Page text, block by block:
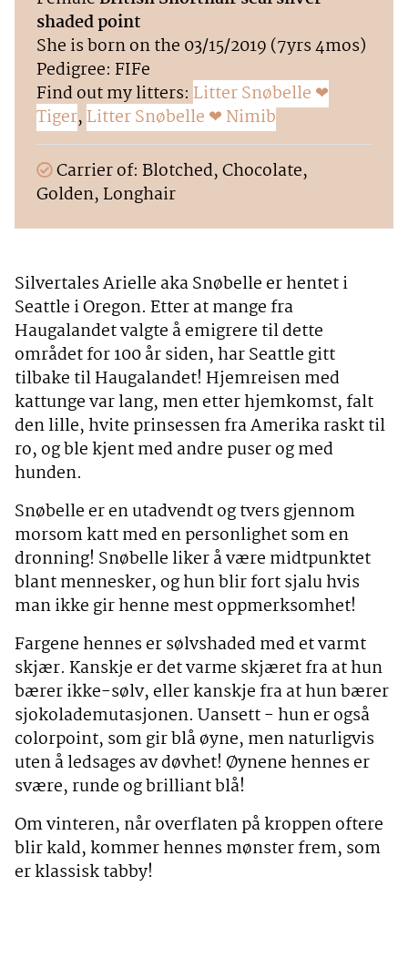
shaded point
She is born on the 03/15/2019 (7yrs 4mos)
Pedigree: FIFe
Find out my litters: Litter Snøbelle ❤
Tiger, Litter Snøbelle ❤ Nimib
Carrier of: Blotched, Chocolate,
Golden, Longhair
Silvertales Arielle aka Snøbelle er hentet i
Seattle i Oregon. Etter at mange fra
Haugalandet valgte å emigrere til dette
området for 100 år siden, har Seattle gitt
tilbake til Haugalandet! Hjemreisen med
kattunge var lang, men etter hjemkomst, falt
den lille, hvite prinsessen fra Amerika raskt til
ro, og ble kjent med andre puser og med
hunden.
Snøbelle er en utadvendt og tvers gjennom
morsom katt med en personlighet som en
dronning! Snøbelle liker å være midtpunktet
blant mennesker, og hun blir fort sjalu hvis
man ikke gir henne mest oppmerksomhet!
Fargene hennes er sølvshaded med et varmt
skjær. Kanskje er det varme skjæret fra at hun
bærer ikke-sølv, eller kanskje fra at hun bærer
sjokolademutasjonen. Uansett - hun er også
colorpoint, som gir blå øyne, men naturligvis
uten å ledsages av døvhet! Øynene hennes er
svære, runde og brilliant blå!
Om vinteren, når overflaten på kroppen oftere
blir kald, kommer hennes mønster frem, som
er klassisk tabby!